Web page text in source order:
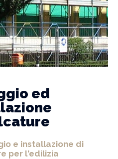
ed
e installazione di
per l'edilizia